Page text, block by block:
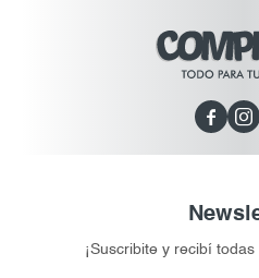
 
¡Suscribite y recibí